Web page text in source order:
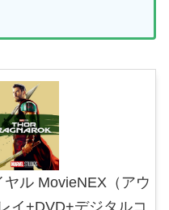
ル MovieNEX（アウ
イ+DVD+デジタルコ